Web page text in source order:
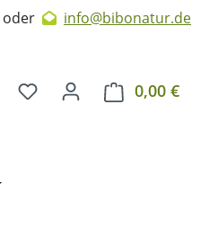
oder info@bibonatur.de
0,00 €